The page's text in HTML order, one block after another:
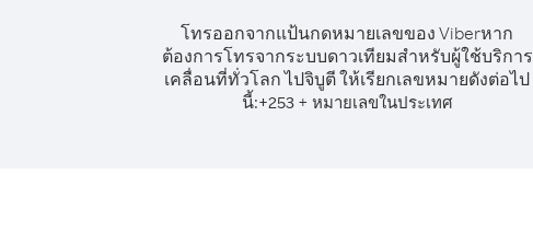
โทรออกจากแป้นกดหมายเลขของ Viberหาก
ต้องการโทรจากระบบดาวเทียมสำหรับผู้ใช้บริการ
เคลื่อนที่ทั่วโลก ไปจิบูตี ให้เรียกเลขหมายดังต่อไป
นี้:+253+ หมายเลขในประเทศ